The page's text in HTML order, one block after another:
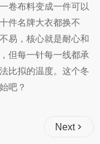
卷布料变成一件可以
件名牌大衣都换不
易，核心就是耐心和
但每一针每一线都承
比拟的温度。这个冬
吧？
Next